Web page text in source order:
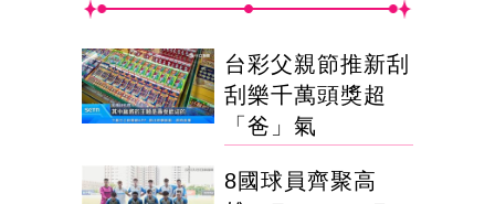
台彩父親節推新刮
刮樂千萬頭獎超
「爸」氣
8國球員齊聚高